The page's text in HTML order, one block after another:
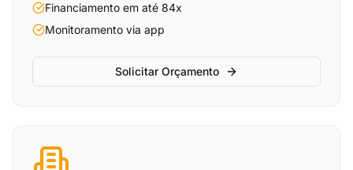
Financiamento em até 84x
Monitoramento via app
Solicitar Orçamento